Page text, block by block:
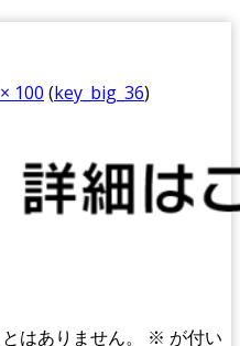
100 (key_big_36)
はありません。 ※ が付い